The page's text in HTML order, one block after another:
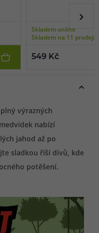
Skladem online
Skladem na 11
549 Kč
výrazných
nabízí
jahod až po
sladkou říší divů, kde
potěšení.